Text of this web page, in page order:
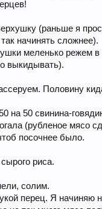
(раньше я
начинять сложнее).
меленько режем
выкидывать).
Половину
на 50 свинина-
(рубленое мясо
посочнее было.
риса.
солим.
перец. Я начиняю